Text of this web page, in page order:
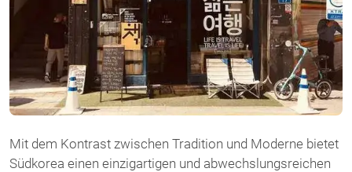
Mit dem Kontrast zwischen Tradition und Moderne bietet
Südkorea einen einzigartigen und abwechslungsreichen